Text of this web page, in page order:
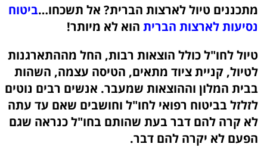
מתכננים טיול לארצות הברית? אל תשכחו…ביטוח
נסיעות לארצות הברית הוא לא מיותר!
טיול לחו"ל כולל הוצאות רבות, החל מההתארגנות
לטיול, קניית ציוד מתאים, הטיסה עצמה, השהות
בבית המלון וההוצאות שמעבר. אנשים רבים נוטים
לזלזל בביטוח רפואי לחו"ל וחושבים שאם עד עתה
לא קרה להם דבר בעת שהותם בחו"ל כנראה שגם
הפעם לא יקרה להם דבר.